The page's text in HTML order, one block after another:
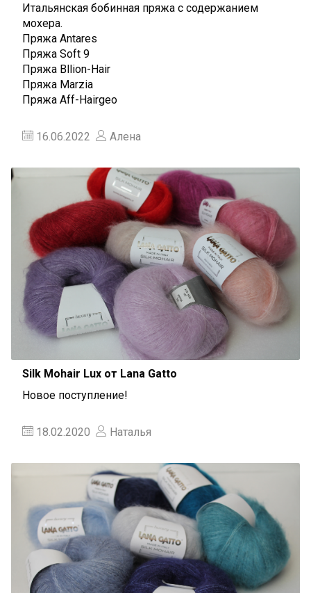
Итальянская бобинная пряжа с содержанием
мохера.
Пряжа Antares
Пряжа Soft 9
Пряжа Bllion-Hair
Пряжа Marzia
Пряжа Aff-Hairgeo
16.06.2022 Алена
Silk Mohair Lux от Lana Gatto
Новое поступление!
18.02.2020 Наталья